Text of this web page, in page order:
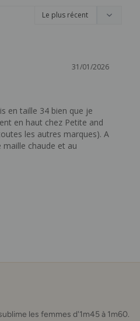
31/01/2026
en taille 34 bien que je
en haut chez Petite and
les autres marques). A
chaude et au
les femmes d'1m45 à 1m60.